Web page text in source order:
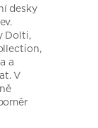
desky
Dolti,
a
V